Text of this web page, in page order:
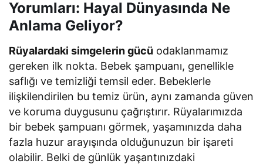
Yorumları: Hayal Dünyasında Ne
Anlama Geliyor?
Rüyalardaki simgelerin gücü odaklanmamız
gereken ilk nokta. Bebek şampuanı, genellikle
saflığı ve temizliği temsil eder. Bebeklerle
ilişkilendirilen bu temiz ürün, aynı zamanda güven
ve koruma duygusunu çağrıştırır. Rüyalarımızda
bir bebek şampuanı görmek, yaşamınızda daha
fazla huzur arayışında olduğunuzun bir işareti
olabilir. Belki de günlük yaşantınızdaki